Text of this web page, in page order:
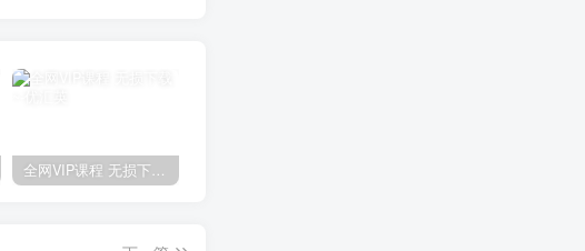
全网VIP课程 无损下载~